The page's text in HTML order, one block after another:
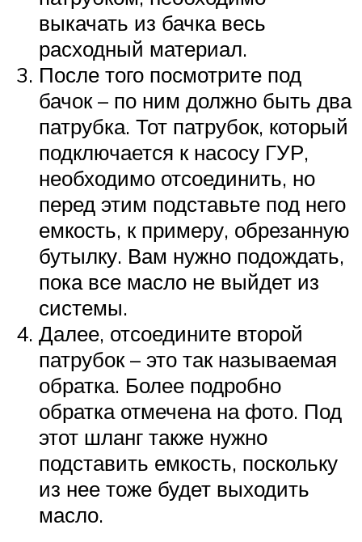
выкачать из бачка весь
расходный материал.
После того посмотрите под
бачок – по ним должно быть два
патрубка. Тот патрубок, который
подключается к насосу ГУР,
необходимо отсоединить, но
перед этим подставьте под него
емкость, к примеру, обрезанную
бутылку. Вам нужно подождать,
пока все масло не выйдет из
системы.
Далее, отсоедините второй
патрубок – это так называемая
обратка. Более подробно
обратка отмечена на фото. Под
этот шланг также нужно
подставить емкость, поскольку
из нее тоже будет выходить
масло.